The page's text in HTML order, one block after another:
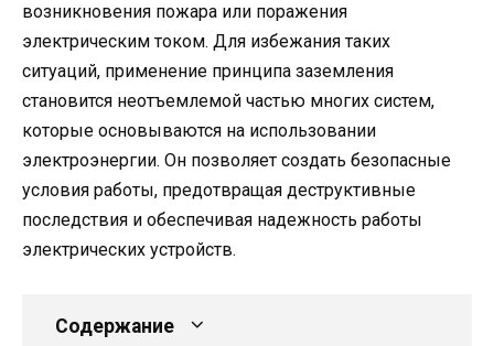
возникновения пожара или поражения
электрическим током. Для избежания таких
ситуаций, применение принципа заземления
становится неотъемлемой частью многих систем,
которые основываются на использовании
электроэнергии. Он позволяет создать безопасные
условия работы, предотвращая деструктивные
последствия и обеспечивая надежность работы
электрических устройств.
Содержание